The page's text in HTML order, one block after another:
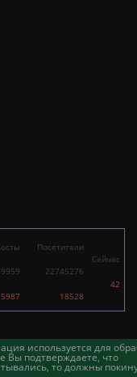
используется для
Вы подтверждаете, что
то должны
5987
Посетители
22745276
18528
Сейчас
42